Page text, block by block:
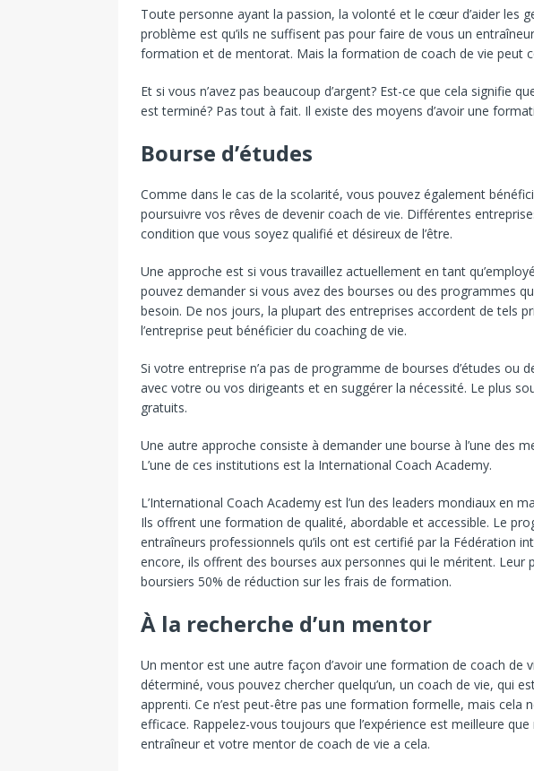
Toute personne ayant la passion, la volonté et le cœur d’aider les
problème est qu’ils ne suffisent pas pour faire de vous un
formation et de mentorat. Mais la formation de coach de vie peut
Et si vous n’avez pas beaucoup d’argent? Est-ce que cela signifie
est terminé? Pas tout à fait. Il existe des moyens d’avoir une
Bourse d’études
Comme dans le cas de la scolarité, vous pouvez également
poursuivre vos rêves de devenir coach de vie. Différentes
condition que vous soyez qualifié et désireux de l’être.
Une approche est si vous travaillez actuellement en tant
pouvez demander si vous avez des bourses ou des programmes
besoin. De nos jours, la plupart des entreprises accordent de tels
l’entreprise peut bénéficier du coaching de vie.
Si votre entreprise n’a pas de programme de bourses d’études ou
avec votre ou vos dirigeants et en suggérer la nécessité. Le plus
gratuits.
Une autre approche consiste à demander une bourse à l’une des
L’une de ces institutions est la International Coach Academy.
L’International Coach Academy est l’un des leaders mondiaux en
Ils offrent une formation de qualité, abordable et accessible. Le
entraîneurs professionnels qu’ils ont est certifié par la Fédération
encore, ils offrent des bourses aux personnes qui le méritent. Leur
boursiers 50% de réduction sur les frais de formation.
À la recherche d’un mentor
Un mentor est une autre façon d’avoir une formation de coach de
déterminé, vous pouvez chercher quelqu’un, un coach de vie, qui
apprenti. Ce n’est peut-être pas une formation formelle, mais cela
efficace. Rappelez-vous toujours que l’expérience est meilleure
entraîneur et votre mentor de coach de vie a cela.